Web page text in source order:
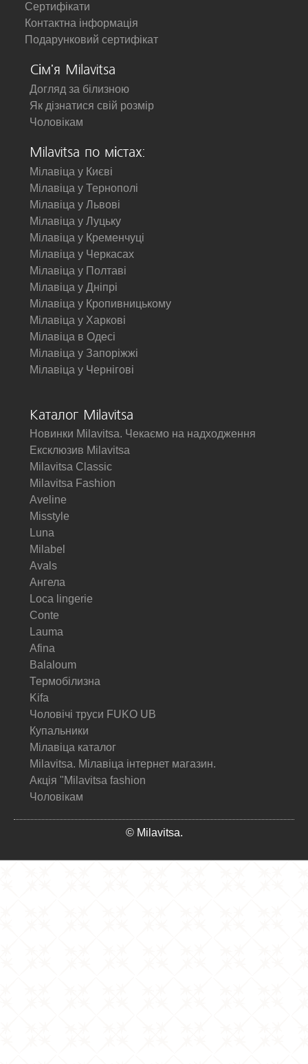
Сертифікати
Контактна інформація
Подарунковий сертифікат
Сім'я Milavitsa
Догляд за білизною
Як дізнатися свій розмір
Чоловікам
Milavitsa по містах:
Мілавіца у Києві
Мілавіца у Тернополі
Мілавіца у Львові
Мілавіца у Луцьку
Мілавіца у Кременчуці
Мілавіца у Черкасах
Мілавіца у Полтаві
Мілавіца у Дніпрі
Мілавіца у Кропивницькому
Мілавіца у Харкові
Мілавіца в Одесі
Мілавіца у Запоріжжі
Мілавіца у Чернігові
Каталог Milavitsa
Новинки Milavitsa. Чекаємо на надходження
Ексклюзив Milavitsa
Milavitsa Classic
Milavitsa Fashion
Aveline
Misstyle
Luna
Milabel
Avals
Ангела
Loca lingerie
Conte
Lauma
Afina
Balaloum
Термобілизна
Kifa
Чоловічі труси FUKO UB
Купальники
Мілавіца каталог
Milavitsa. Мілавіца інтернет магазин.
Акція "Milavitsa fashion
Чоловікам
© Milavitsa.